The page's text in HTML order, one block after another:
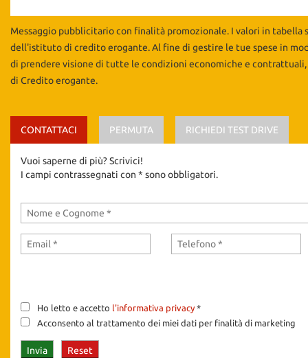
Messaggio pubblicitario con finalità promozionale. I valori in tabella
dell'istituto di credito erogante. Al fine di gestire le tue spese in
di prendere visione di tutte le condizioni economiche e
di Credito erogante.
CONTATTACI PERMUTA RICHIEDI TEST DRIVE
Vuoi saperne di più? Scrivici!
I campi contrassegnati con * sono obbligatori.
Ho letto e accetto l'informativa privacy*
Acconsento al trattamento dei miei dati per finalità di marketing